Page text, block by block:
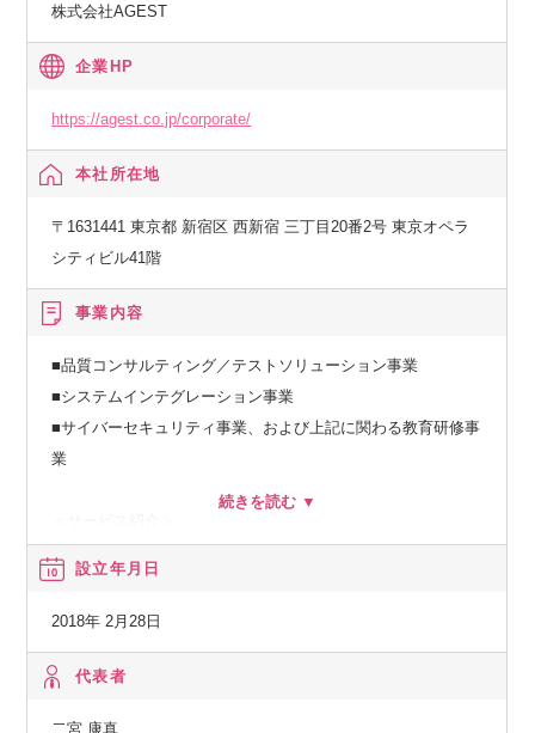
株式会社AGEST
企業HP
https://agest.co.jp/corporate/
本社所在地
〒1631441 東京都 新宿区 西新宿 三丁目20番2号 東京オペラ
シティビル41階
事業内容
■品質コンサルティング／テストソリューション事業
■システムインテグレーション事業
■サイバーセキュリティ事業、および上記に関わる教育研修事
業
イフサイクルにおける品質保証をトータルで支援。ソフトウ
ェアテスト／負荷テスト 等
運用。セキュリティ人材の研修／教育 等
設立年月日
2018年 2月28日
代表者
二宮 康真